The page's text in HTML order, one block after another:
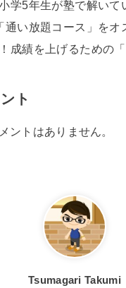
学5年生が塾で解いて
通い放題コース」をオ
成績を上げるための「
ト
ントはありません。
Tsumagari Takumi